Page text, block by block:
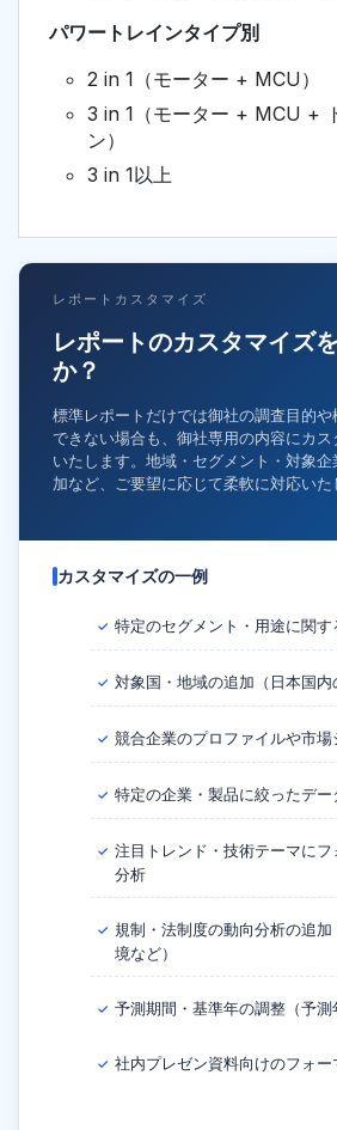
パワートレインタイプ別
2 in 1（モーター + MCU）
3 in 1（モーター + MCU +
ン）
3 in 1以上
レポートカスタマイズ
レポートのカスタマイズ
か？
標準レポートだけでは御社の調査目的
できない場合も、御社専用の内容にカ
いたします。地域・セグメント・対象
加など、ご要望に応じて柔軟に対応いた
カスタマイズの一例
✓ 特定のセグメント・用途に関
✓ 対象国・地域の追加（日本国内
✓ 競合企業のプロファイルや市
✓ 特定の企業・製品に絞ったデー
✓ 注目トレンド・技術テーマにフ
分析
✓ 規制・法制度の動向分析の追
境など）
✓ 予測期間・基準年の調整（予測
✓ 社内プレゼン資料向けのフォ